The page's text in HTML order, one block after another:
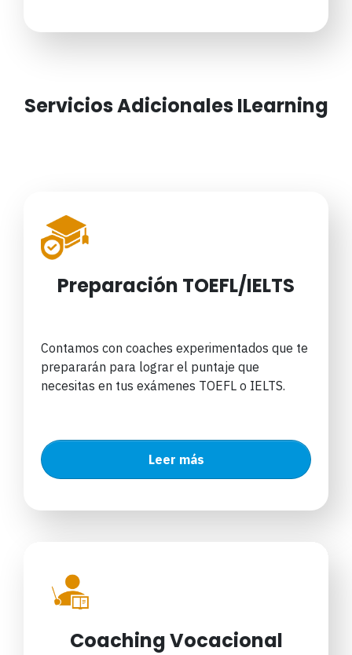
Servicios Adicionales ILearning
Preparación TOEFL/IELTS
Contamos con coaches experimentados que te
prepararán para lograr el puntaje que
necesitas en tus exámenes TOEFL o IELTS.
Leer más
Coaching Vocacional